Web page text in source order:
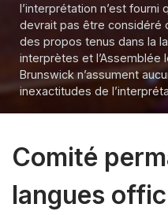
l’interprétation n’est fourni
devrait pas être considéré
des propos tenus dans la
interprètes et l’Assemblée
Brunswick n’assument
inexactitudes de
Comité
langues